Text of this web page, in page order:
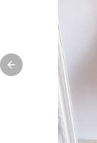
Previous slide